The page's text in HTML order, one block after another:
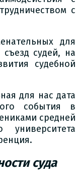
с
для
судей, на
судебной
для нас дата
события в
средней
суда